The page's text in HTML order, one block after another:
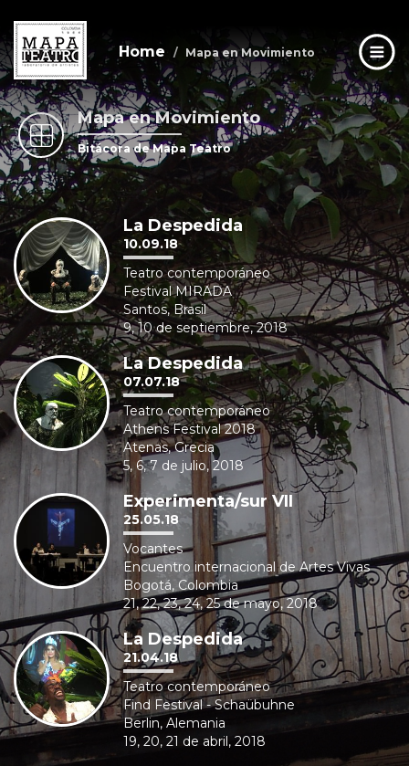
Skip
to
main
content
Home Mapa en Movimiento
Mapa en Movimiento
Bitácora de Mapa Teatro
La Despedida
10.09.18
Teatro contemporáneo
Festival MIRADA
Santos, Brasil
9, 10 de septiembre, 2018
La Despedida
07.07.18
Teatro contemporáneo
Athens Festival 2018
Atenas, Grecia
5, 6, 7 de julio, 2018
Experimenta/sur VII
25.05.18
Vocantes
Encuentro internacional de Artes Vivas
Bogotá, Colombia
21, 22, 23, 24, 25 de mayo, 2018
La Despedida
21.04.18
Teatro contemporáneo
Find Festival - Schaübuhne
Berlin, Alemania
19, 20, 21 de abril, 2018